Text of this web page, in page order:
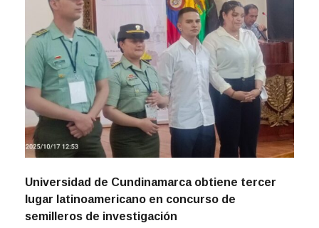
Universidad de Cundinamarca obtiene tercer
lugar latinoamericano en concurso de
semilleros de investigación